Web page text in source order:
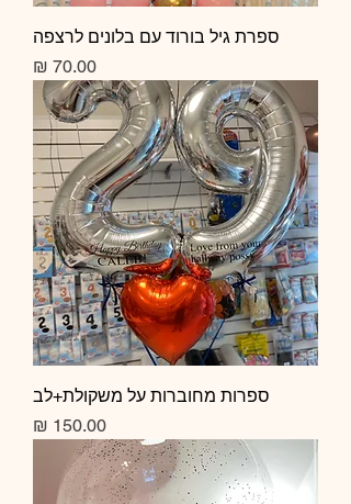
ספרת גיל בורוד עם בלונים לרצפה
מחיר
ספרות מחוברות על משקולת+לב
מחיר